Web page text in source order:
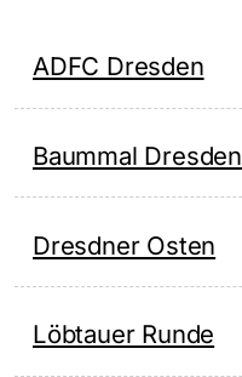
ADFC Dresden
Baummal Dresden
Dresdner Osten
Löbtauer Runde